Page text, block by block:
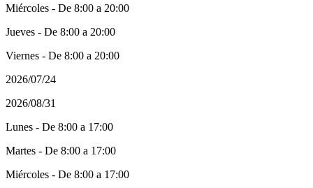
Miércoles - De 8:00 a 20:00
Jueves - De 8:00 a 20:00
Viernes - De 8:00 a 20:00
2026/07/24
2026/08/31
Lunes - De 8:00 a 17:00
Martes - De 8:00 a 17:00
Miércoles - De 8:00 a 17:00